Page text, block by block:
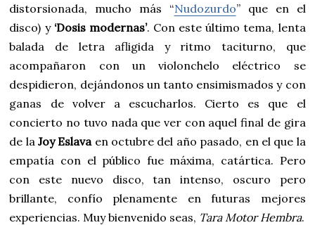
distorsionada, mucho más “Nudozurdo” que en el
disco) y ‘Dosis modernas’. Con este último tema, lenta
balada de letra afligida y ritmo taciturno, que
acompañaron con un violonchelo eléctrico se
despidieron, dejándonos un tanto ensimismados y con
ganas de volver a escucharlos. Cierto es que el
concierto no tuvo nada que ver con aquel final de gira
de laJoy Eslava en octubre del año pasado, en el que la
empatía con el público fue máxima, catártica. Pero
con este nuevo disco, tan intenso, oscuro pero
brillante, confío plenamente en futuras mejores
experiencias. Muy bienvenido seas, Tara Motor Hembra.